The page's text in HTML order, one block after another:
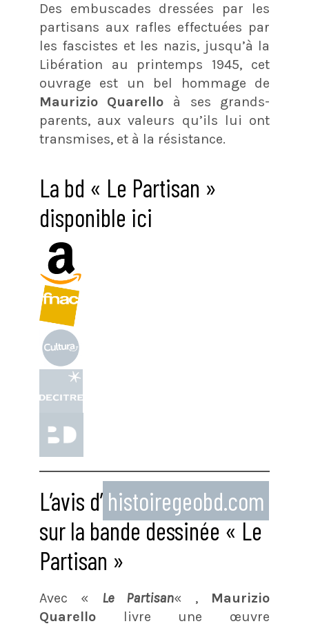
Des embuscades dressées par les
partisans aux rafles effectuées par
les fascistes et les nazis, jusqu’à la
Libération au printemps 1945, cet
ouvrage est un bel hommage de
Maurizio Quarello à ses grands-
parents, aux valeurs qu’ils lui ont
transmises, et à la résistance.
La bd « Le Partisan »
disponible ici
L’avis d’ histoiregeobd.com
sur la bande dessinée « Le
Partisan »
Avec « Le Partisan« , Maurizio
Quarellolivre une œuvre